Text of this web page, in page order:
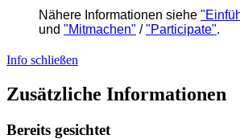
Nähere Informationen siehe
und "Mitmachen" /"Participate".
Info schließen
Zusätzliche Informationen
Bereits gesichtet